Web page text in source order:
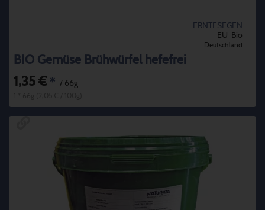
ERNTESEGEN
EU-Bio
Deutschland
BIO Gemüse Brühwürfel hefefrei
1,35 € * / 66g